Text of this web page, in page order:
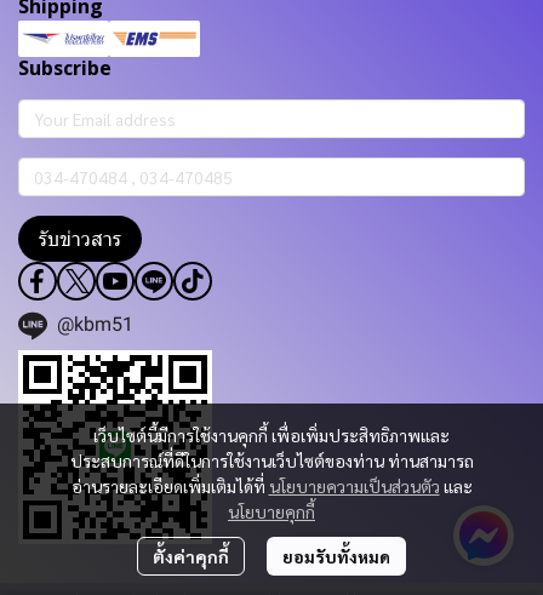
เว็บไซต์นี้มีการใช้งานคุกกี้ เพื่อเพิ่มประสิทธิภาพและ
ประสบการณ์ที่ดีในการใช้งานเว็บไซต์ของท่าน ท่านสามารถ
อ่านรายละเอียดเพิ่มเติมได้ที่ นโยบายความเป็นส่วนตัว และ
นโยบายคุกกี้
ตั้งค่าคุกกี้ ยอมรับทั้งหมด
Shipping
Subscribe
รับข่าวสาร
@kbm51